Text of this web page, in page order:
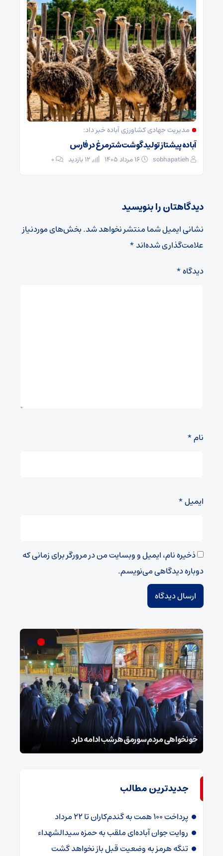
مدیریت جهادی کشاورزی آباده خبر داد:
آباده پیشتاز تولید گوشت شترمرغ در فارس
sobhapatieh ۰
دیدگاهتان را بنویسید
نشانی ایمیل شما منتشر نخواهد شد.بخش‌های موردنیاز
علامت‌گذاری شده‌اند*
دیدگاه*
نام*
ایمیل*
ذخیره نام، ایمیل و وبسایت من در مرورگر برای زمانی که
دوباره دیدگاهی می‌نویسم.
خونخواهی مردم سورمق هرشب ادامه دارد
جدیدترین مطالب
پرداخت ۱۰۰ همت به گندم‌کاران تا ۲۲ مرداد
روایت جوان آباده‌ای ملقب به حمزه سیدالشهداء
تنگه هرمز به وضعیت قبل باز نخواهد گشت